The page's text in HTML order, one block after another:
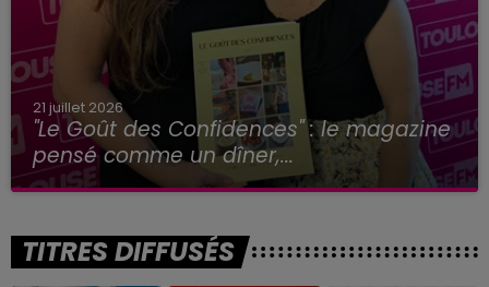
21 juillet 2026
"Le Goût des Confidences" : le magazine
pensé comme un dîner,...
TITRES DIFFUSÉS